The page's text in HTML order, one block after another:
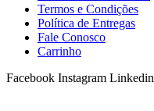
Termos e Condições
Política de Entregas
Fale Conosco
Carrinho
Facebook Instagram Linkedin